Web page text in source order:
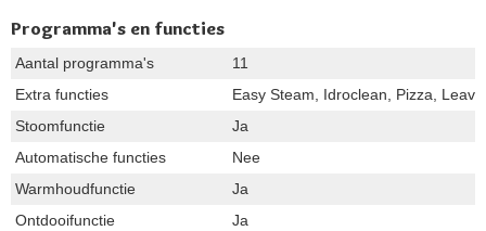
Programma's en functies
Aantal programma's
11
Extra functies
Easy Steam, Idroclean, Pizza,
Stoomfunctie
Ja
Automatische functies
Nee
Warmhoudfunctie
Ja
Ontdooifunctie
Ja